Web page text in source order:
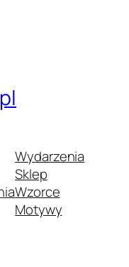
Wydarzenia
Sklep
Wzorce
Motywy